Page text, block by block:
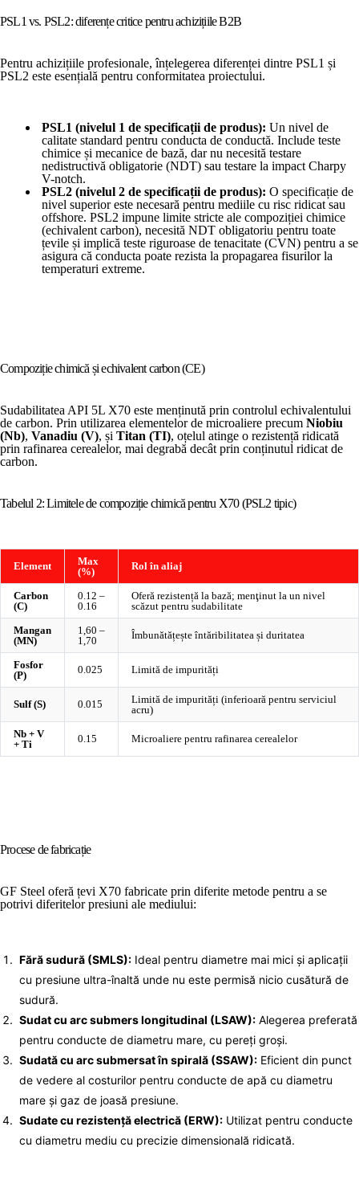
PSL1 vs. PSL2: diferențe critice pentru achizițiile B2B
Pentru achizițiile profesionale, înțelegerea diferenței dintre PSL1 și
PSL2 este esențială pentru conformitatea proiectului.
PSL1 (nivelul 1 de specificații de produs): Un nivel de
calitate standard pentru conducta de conductă. Include teste
chimice și mecanice de bază, dar nu necesită testare
nedistructivă obligatorie (NDT) sau testare la impact Charpy
V-notch.
PSL2 (nivelul 2 de specificații de produs): O specificație de
nivel superior este necesară pentru mediile cu risc ridicat sau
offshore. PSL2 impune limite stricte ale compoziției chimice
(echivalent carbon), necesită NDT obligatoriu pentru toate
țevile și implică teste riguroase de tenacitate (CVN) pentru a se
asigura că conducta poate rezista la propagarea fisurilor la
temperaturi extreme.
Compoziție chimică și echivalent carbon (CE)
Sudabilitatea API 5L X70 este menținută prin controlul echivalentului
de carbon. Prin utilizarea elementelor de microaliere precum Niobiu
(Nb), Vanadiu (V), și Titan (TI), oțelul atinge o rezistență ridicată
prin rafinarea cerealelor, mai degrabă decât prin conținutul ridicat de
carbon.
Tabelul 2: Limitele de compoziție chimică pentru X70 (PSL2 tipic)
Element
Max
(%)
Rol în aliaj
Carbon
(C)
0.12 –
0.16
Oferă rezistență la bază; menţinut la un nivel
scăzut pentru sudabilitate
Mangan
(MN)
1,60 –
1,70
Îmbunătățește întăribilitatea și duritatea
Fosfor
(P)
0.025 Limită de impurități
Sulf (S) 0.015
Limită de impurități (inferioară pentru serviciul
acru)
Nb + V
+ Ti
0.15 Microaliere pentru rafinarea cerealelor
Procese de fabricație
GF Steel oferă țevi X70 fabricate prin diferite metode pentru a se
potrivi diferitelor presiuni ale mediului:
Fără sudură (SMLS): Ideal pentru diametre mai mici și aplicații
cu presiune ultra-înaltă unde nu este permisă nicio cusătură de
sudură.
Sudat cu arc submers longitudinal (LSAW): Alegerea preferată
pentru conducte de diametru mare, cu pereți groși.
Sudată cu arc submersat în spirală (SSAW): Eficient din punct
de vedere al costurilor pentru conducte de apă cu diametru
mare și gaz de joasă presiune.
Sudate cu rezistență electrică (ERW): Utilizat pentru conducte
cu diametru mediu cu precizie dimensională ridicată.